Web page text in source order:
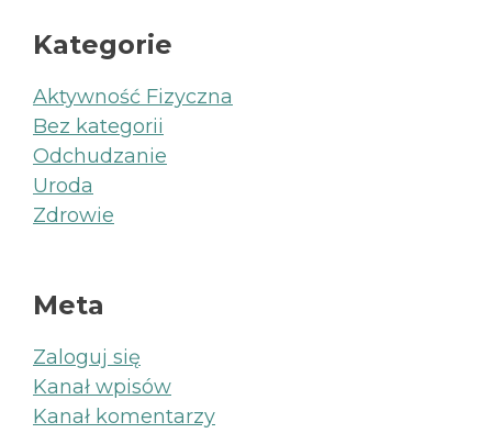
Kategorie
Aktywność Fizyczna
Bez kategorii
Odchudzanie
Uroda
Zdrowie
Meta
Zaloguj się
Kanał wpisów
Kanał komentarzy